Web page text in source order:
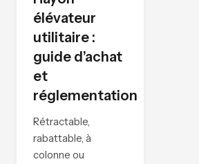
élévateur
utilitaire :
guide d’achat
et
réglementation
Rétractable,
rabattable, à
colonne ou